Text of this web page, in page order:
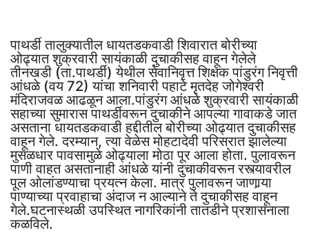
पाथर्डी तालुक्यातील धायतडकवाडी शिवारात बोरीच्या
ओढ्यात शुक्रवारी सायंकाळी दुचाकीसह वाहून गेलेले
तीनखडी (ता.पाथर्डी) येथील सेवानिवृत्त शिक्षक पांडुरंग निवृत्ती
आंधळे (वय 72) यांचा शनिवारी पहाटे मृतदेह जोगेश्वरी
मंदिराजवळ आढळून आला.पांडुरंग आंधळे शुक्रवारी सायंकाळी
सहाच्या सुमारास पाथर्डीवरून दुचाकीने आपल्या गावाकडे जात
असताना धायतडकवाडी हद्दीतील बोरीच्या ओढ्यात दुचाकीसह
वाहून गेले. दरम्यान, त्या वेळेस मोहटादेवी परिसरात झालेल्या
मुसळधार पावसामुळे ओढ्याला मोठा पूर आला होता. पुलावरून
पाणी वाहत असतानाही आंधळे यांनी दुचाकीवरून रस्त्यावरील
पूल ओलांडण्याचा प्रयत्न केला. मात्र पुलावरून जाणार्‍या
पाण्याच्या प्रवाहाचा अंदाज न आल्याने ते दुचाकीसह वाहून
गेले.घटनास्थळी उपस्थित नागरिकांनी तातडीने प्रशासनाला
कळविले.